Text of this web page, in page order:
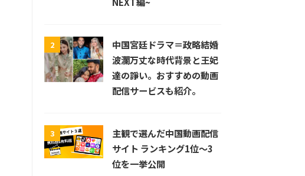
2
中国宮廷ドラマ＝政略結婚
波瀾万丈な時代背景と王妃
達の諍い。おすすめの動画
配信サービスも紹介。
3
主観で選んだ中国動画配信
サイト ランキング1位〜3
位を一挙公開